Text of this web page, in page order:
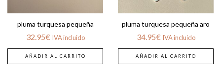
pluma turquesa pequeña
32.95€ IVA incluido
AÑADIR AL CARRITO
pluma turquesa pequeña aro
34.95€ IVA incluido
AÑADIR AL CARRITO